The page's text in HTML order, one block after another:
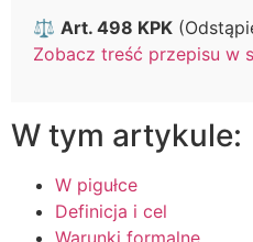
⚖️ Art. 498 KPK
Zobacz treść przepisu w
W tym artykule:
W pigułce
Definicja i cel